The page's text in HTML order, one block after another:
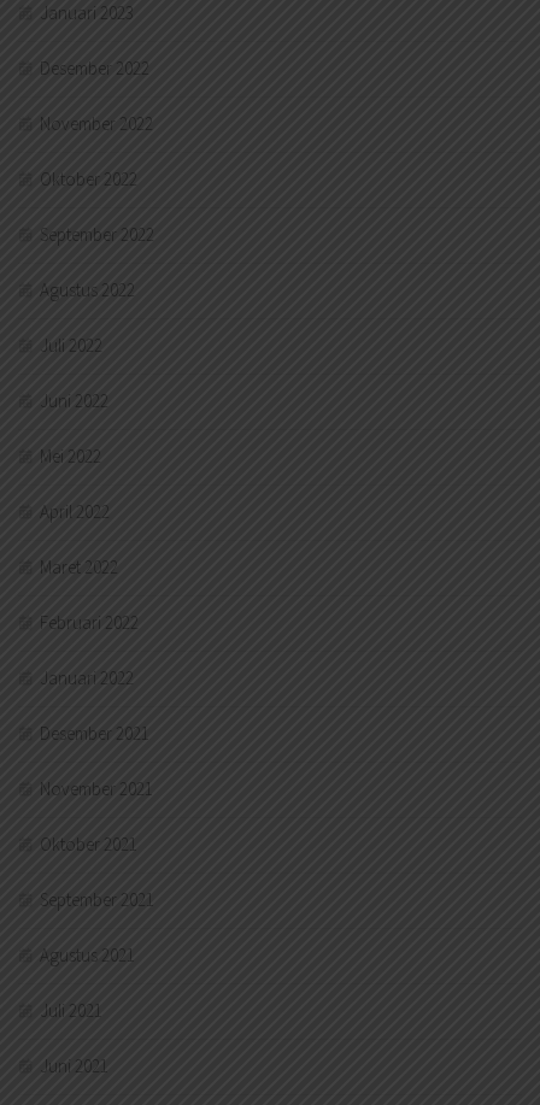
Januari 2023
Desember 2022
November 2022
Oktober 2022
September 2022
Agustus 2022
Juli 2022
Juni 2022
Mei 2022
April 2022
Maret 2022
Februari 2022
Januari 2022
Desember 2021
November 2021
Oktober 2021
September 2021
Agustus 2021
Juli 2021
Juni 2021